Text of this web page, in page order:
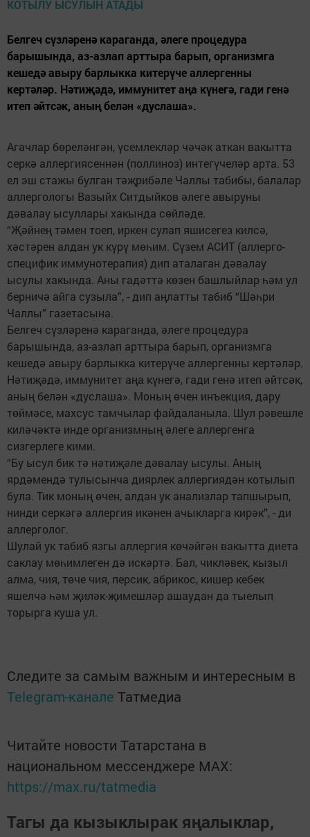
Белгеч сүзләренә караганда, әлеге процедура
барышында, аз-азлап арттыра барып, организмга
кешедә авыру барлыкка китерүче аллергенны
кертәләр. Нәтиҗәдә, иммунитет аңа күнегә, гади генә
итеп әйтсәк, аның белән «дуслаша».
Агачлар бөреләнгән, үсемлекләр чәчәк аткан вакытта
серкә аллергиясеннән (поллиноз) интегүчеләр арта. 53
ел эш стажы булган тәҗрибәле Чаллы табибы, балалар
аллергологы Вазыйх Ситдыйков әлеге авыруны
дәвалау ысуллары хакында сөйләде.
“Җәйнең тәмен тоеп, иркен сулап яшисегез килсә,
хәстәрен алдан ук күрү мөһим. Сүзем АСИТ (аллерго-
специфик иммунотерапия) дип аталаган дәвалау
ысулы хакында. Аны гадәттә көзен башлыйлар һәм ул
берничә айга сузыла”, - дип аңлатты табиб “Шәһри
Чаллы” газетасына.
Белгеч сүзләренә караганда, әлеге процедура
барышында, аз-азлап арттыра барып, организмга
кешедә авыру барлыкка китерүче аллергенны кертәләр.
Нәтиҗәдә, иммунитет аңа күнегә, гади генә итеп әйтсәк,
аның белән «дуслаша». Моның өчен инъекция, дару
төймәсе, махсус тамчылар файдаланыла. Шул рәвешле
киләчәктә инде организмның әлеге аллергенга
сизгерлеге кими.
“Бу ысул бик тә нәтиҗәле дәвалау ысулы. Аның
ярдәмендә тулысынча диярлек аллергиядән котылып
була. Тик моның өчен, алдан ук анализлар тапшырып,
нинди серкәгә аллергия икәнен ачыкларга кирәк”, - ди
аллерголог.
Шулай ук табиб язгы аллергия көчәйгән вакытта диета
саклау мөһимлеген дә искәртә. Бал, чикләвек, кызыл
алма, чия, төче чия, персик, абрикос, кишер кебек
яшелчә һәм җиләк-җимешләр ашаудан да тыелып
торырга куша ул.
Следите за самым важным и интересным в
Telegram-канале Татмедиа
Читайте новости Татарстана в
национальном мессенджере MАХ:
https://max.ru/tatmedia
Тагы да кызыклырак яңалыклар,